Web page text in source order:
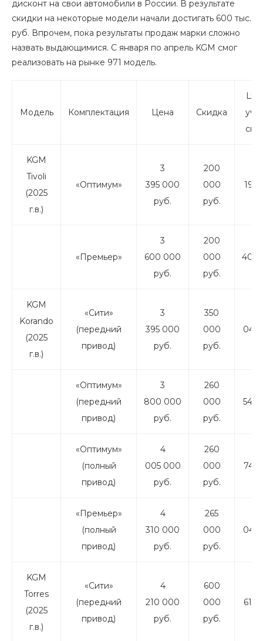
дисконт на свои автомобили в России. В результате
скидки на некоторые модели начали достигать 600 тыс.
руб. Впрочем, пока результаты продаж марки сложно
назвать выдающимися. С января по апрель KGM смог
реализовать на рынке 971 модель.
Модель Комплектация Цена Скидка
KGM
Tivoli
(2025
г.в.)
«Оптимум»
3
395 000
руб.
200
000
руб.
195
«Премьер»
3
600 000
руб.
200
000
руб.
400
KGM
Korando
(2025
г.в.)
«Сити»
(передний
привод)
3
395 000
руб.
350
000
руб.
045
«Оптимум»
(передний
привод)
3
800 000
руб.
260
000
руб.
540
«Оптимум»
(полный
привод)
4
005 000
руб.
260
000
руб.
745
«Премьер»
(полный
привод)
4
310 000
руб.
265
000
руб.
045
KGM
Torres
(2025
г.в.)
«Сити»
(передний
привод)
4
210 000
руб.
600
000
руб.
610